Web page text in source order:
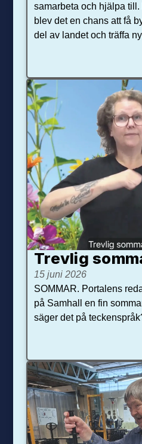
samarbeta och hjälpa
blev det en chans att få
del av landet och träffa
Trevlig
15 juni 2026
SOMMAR. Portalens
på Samhall en fin
säger det på